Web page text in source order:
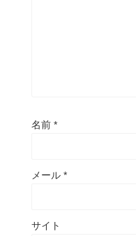
名前 *
メール *
サイト